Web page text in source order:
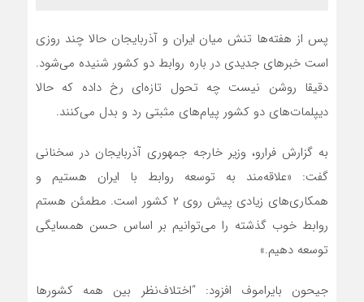
پس از هفته‌ها تنش میان ایران و آذربایجان حالا چند روزی
است خبرهای جدیدی در باره روابط دو کشور شنیده می‌شود.
دقیقا روشن نیست چه تحول تازه‌ای رخ داده که حالا
دیپلمات‌های دو کشور پیام‌های مثبتی رد و بدل می‌کنند.
به گزارش فرارو، وزیر خارجه جمهوری آذربایجان در سخنانی
گفت: «علاقه‌مند به توسعه روابط با ایران هستیم و
همکاری‌های زیادی پیش روی ۲ کشور است. مطمئن هستم
روابط خوب گذشته را می‌توانیم بر اساس حسن همسایگی
توسعه دهیم.»
جیحون بایراموف افزود: “اختلاف‌نظر بین همه‌ کشور‌ها